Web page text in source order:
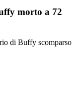
morto a 72
di Buffy scomparso